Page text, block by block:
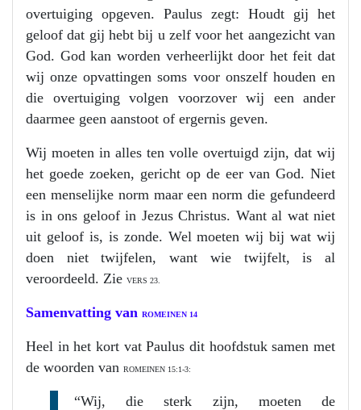
overtuiging opgeven. Paulus zegt: Houdt gij het
geloof dat gij hebt bij u zelf voor het aangezicht van
God. God kan worden verheerlijkt door het feit dat
wij onze opvattingen soms voor onszelf houden en
die overtuiging volgen voorzover wij een ander
daarmee geen aanstoot of ergernis geven.
Wij moeten in alles ten volle overtuigd zijn, dat wij
het goede zoeken, gericht op de eer van God. Niet
een menselijke norm maar een norm die gefundeerd
is in ons geloof in Jezus Christus. Want al wat niet
uit geloof is, is zonde. Wel moeten wij bij wat wij
doen niet twijfelen, want wie twijfelt, is al
veroordeeld. Zie VERS 23.
Samenvatting van ROMEINEN 14
Heel in het kort vat Paulus dit hoofdstuk samen met
de woorden van ROMEINEN 15:1-3:
“Wij, die sterk zijn, moeten de